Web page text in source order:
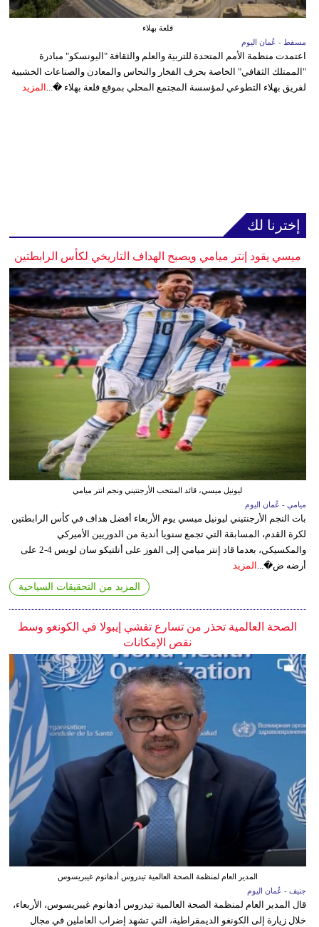
قلعة بهلاء
مسقط - عُمان اليوم
اعتمدت منظمة الأمم المتحدة للتربية والعلم والثقافة "اليونسكو" مبادرة
"الممتلك الثقافي" الخاصة بحرف الفخار والنحاس والمعادن والصناعات الخشبية
لفريق بهلاء التطوعي لمؤسسة المجتمع المحلي بموقع قلعة بهلاء �... المزيد
إخترنا لك
ميسي يقود إنتر ميامي ويصبح الهداف التاريخي لكأس الرابطتين
ليونيل ميسي، قائد المنتخب الأرجنتيني ونجم انتر ميامي
ميامي - عُمان اليوم
بات النجم الأرجنتيني ليونيل ميسي يوم الأربعاء أفضل هداف في كأس الرابطتين
لكرة القدم، المسابقة التي تجمع سنويا أندية من الدوريين الأميركي
والمكسيكي، بعدما قاد إنتر ميامي إلى الفوز على أتلتيكو سان لويس 4-2 على
أرضه ض�... المزيد
المزيد من التحقيقات السياحية
الصحة العالمية تحذر من تسارع تفشي إيبولا في الكونغو وسط
نقص الإمكانات
المدير العام لمنظمة الصحة العالمية تيدروس أدهانوم غيبريسوس
جنيف - عُمان اليوم
قال المدير العام لمنظمة الصحة العالمية تيدروس أدهانوم غيبريسوس، الأربعاء،
خلال زيارة إلى الكونغو الديمقراطية، التي تشهد إضراب العاملين في مجال